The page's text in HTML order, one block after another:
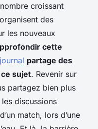
croissant
des
les nouveaux
cette
partage des
sujet. Revenir sur
partagez bien plus
discussions
match, lors d’une